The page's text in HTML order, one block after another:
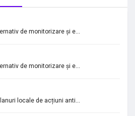
de monitorizare și e...
de monitorizare și e...
locale de acțiuni anti...